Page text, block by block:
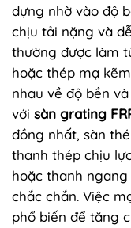
dựng nhờ vào độ
chịu tải nặng và
thường được làm
hoặc thép mạ
nhau về độ bền
với sàn grating
đồng nhất, sàn
thanh thép chịu
hoặc thanh
chắc chắn. Việc
phổ biến để tăng